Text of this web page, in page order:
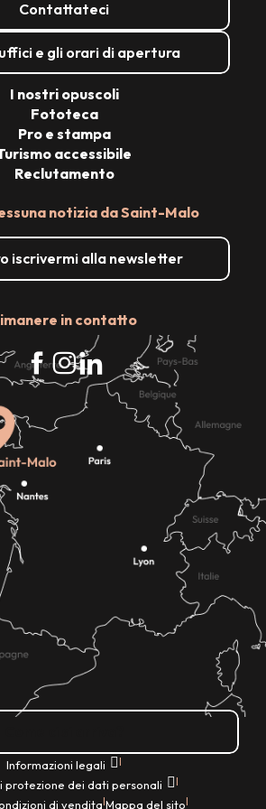
Contattateci
e gli orari di apertura
notizia da Saint-Malo
iscrivermi alla newsletter
in contatto
I nostri opuscoli
Fototeca
Pro e stampa
accessibile
Reclutamento
Informazioni legali |
protezione dei dati personali |
di vendita|Mappa del sito|